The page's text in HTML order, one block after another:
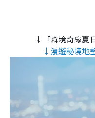
↓「森境奇緣夏
↓漫遊秘境地